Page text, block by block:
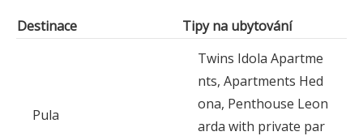
Destinace
Tipy na ubytování
Pula
Twins Idola Apartme
nts, Apartments Hed
ona, Penthouse Leon
arda with private par